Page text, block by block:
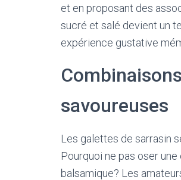
et en proposant des
sucré et salé devient un
expérience gustative
savoureuses
Les galettes de sarrasin
Pourquoi ne pas oser
balsamique? Les